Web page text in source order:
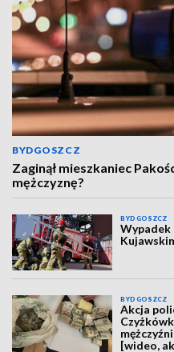
BYDGOSZCZ
Zaginął mieszkaniec
mężczyznę?
BYDGOSZCZ
Wypadek
BYDGOSZCZ
Akcja
[wideo,